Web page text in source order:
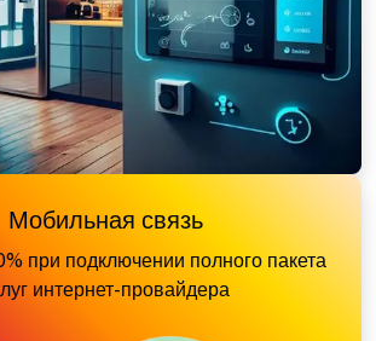
Мобильная связь
при подключении полного пакета
интернет-провайдера